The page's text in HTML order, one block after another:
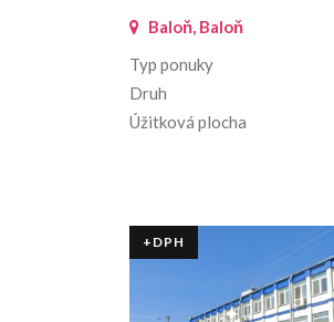
Baloň, Baloň
Typ ponuky
Druh
Úžitková plocha
+DPH